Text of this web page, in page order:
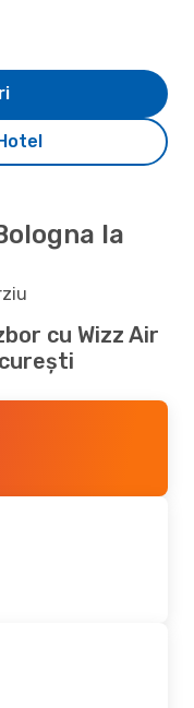
la
cu Wizz Air